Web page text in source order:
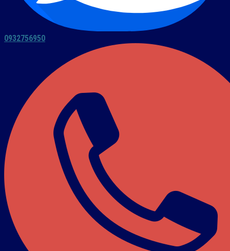
0932756950